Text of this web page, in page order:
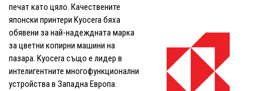
печат като цяло. Качествените
японски принтери Kyocera бяха
обявени за най-надеждната марка
за цветни копирни машини на
пазара. Kyocera също е лидер в
интелигентните многофункционални
устройства в Западна Европа.